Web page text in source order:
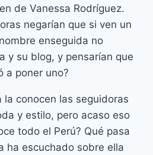
de Vanessa Rodríguez.
negarían que si ven un
enseguida no
y su blog, y pensarían que
a poner uno?
la conocen las seguidoras
y estilo, pero acaso eso
todo el Perú? Qué pasa
ha escuchado sobre ella